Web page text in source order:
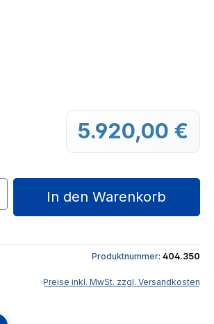
5.920,00 €
Gib den gewünschten
In den Warenkorb
Produktnummer: 404.350
Preise inkl. MwSt. zzgl. Versandkosten